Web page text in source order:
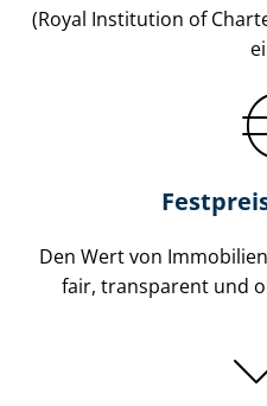
(Royal Institution of
Den Wert von
fair, transparent und